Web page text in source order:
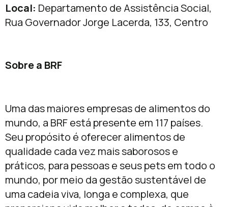
Local: Departamento de Assistência Social,
Rua Governador Jorge Lacerda, 133, Centro
Sobre a BRF
Uma das maiores empresas de alimentos do
mundo, a BRF está presente em 117 países.
Seu propósito é oferecer alimentos de
qualidade cada vez mais saborosos e
práticos, para pessoas e seus pets em todo o
mundo, por meio da gestão sustentável de
uma cadeia viva, longa e complexa, que